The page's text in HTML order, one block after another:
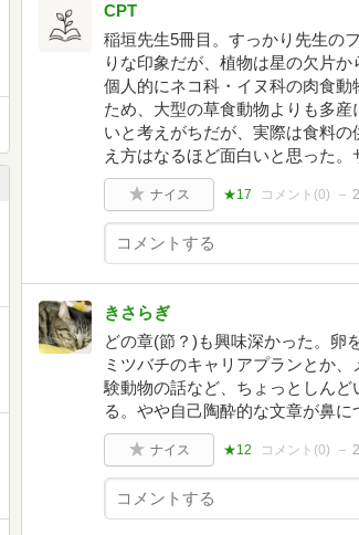
CPT
稲垣先生5冊目。すっかり先生の
りな印象だが、植物は星の欠片
個人的にネコ科・イヌ科の肉食
ため、大型の草食動物よりも多
いと考えがちだが、実際は食料
え方はなるほど面白いと思った。
ナイス ★17 コメント(0)
きさらぎ
どの章(節？)も興味深かった。卵
ミツバチのキャリアプランとか
験動物の話など、ちょっとしん
る。やや自己陶酔的な文章が鼻に
ナイス ★12 コメント(0)